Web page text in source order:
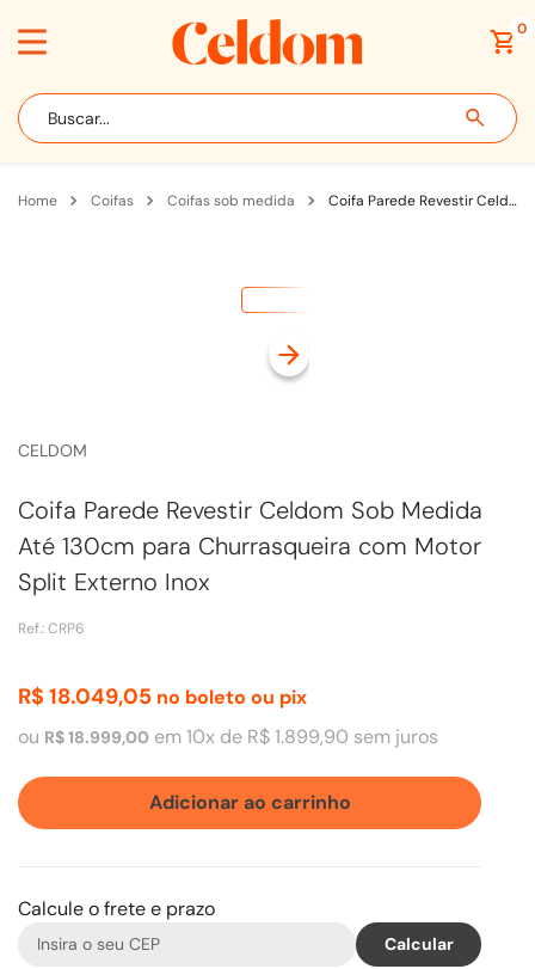
0
Buscar...
coifas coifas sob medida Coifa Parede Revestir Celdom Sob Medida Até 130cm para Churrasqueira com Motor Split Externo Inox
CELDOM
Coifa Parede Revestir Celdom Sob Medida
Até 130cm para Churrasqueira com Motor
Split Externo Inox
Ref.:CRP6
R$ 18.049,05 no boleto ou pix
ou R$18.999,00 em10x de R$1.899,90 sem juros
Adicionar ao carrinho
Calcule o frete e prazo